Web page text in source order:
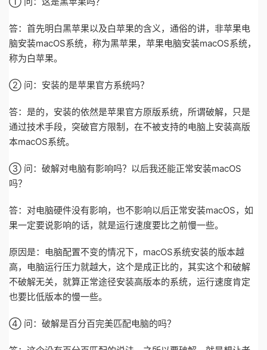
答：首先明白黑苹果以及白苹果的含义，通俗的讲，非苹果电
脑安装macOS系统，称为黑苹果，苹果电脑安装macOS系统，
称为白苹果。
② 问：安装的是苹果官方系统吗？
答：是的，安装的依然是苹果官方原版系统，所谓破解，只是
通过技术手段，突破官方限制，在不被支持的电脑上安装高版
本macOS系统。
③ 问：破解对电脑有影响吗？以后我还能正常安装macOS
吗？
答：对电脑硬件没有影响，也不影响以后正常安装macOS，如
果一定要说影响的话，就是运行速度要比之前慢一些。
原因是：电脑配置不变的情况下，macOS系统安装的版本越
高，电脑运行压力就越大，这个是成正比的，其实这个和破解
不破解无关，就算正常途径安装高版本的系统，运行速度肯定
也要比低版本的慢一些。
④ 问：破解是百分百完美匹配电脑的吗？